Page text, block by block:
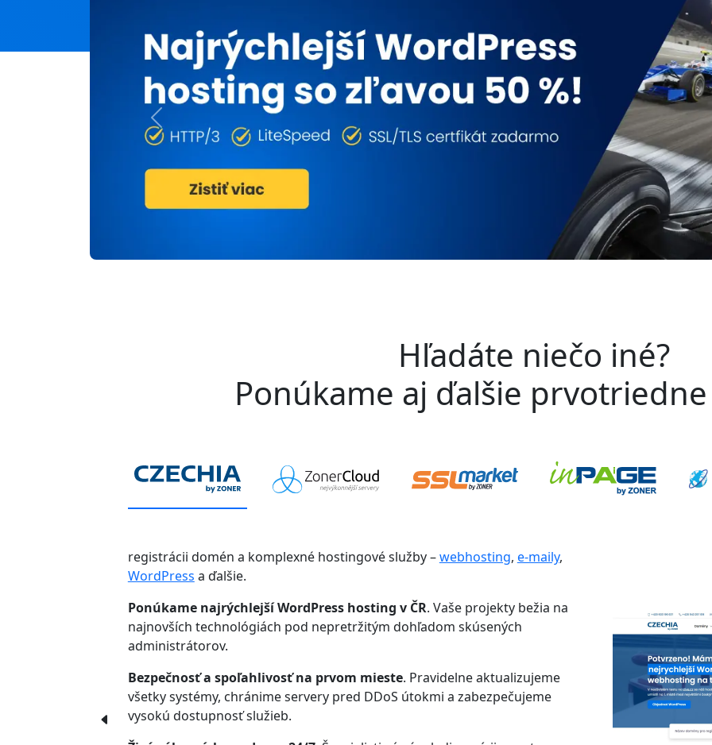
Previous
Hľadáte niečo iné?
Ponúkame aj ďalšie
registrácii domén a komplexné hostingové služby –webhosting, e-maily,
WordPress a ďalšie.
Ponúkame najrýchlejší WordPress hosting v ČR. Vaše projekty bežia na
najnovších technológiách pod nepretržitým dohľadom skúsených
administrátorov.
Bezpečnosť a spoľahlivosť na prvom mieste. Pravidelne aktualizujeme
všetky systémy, chránime servery pred DDoS útokmi a zabezpečujeme
vysokú dostupnosť služieb.